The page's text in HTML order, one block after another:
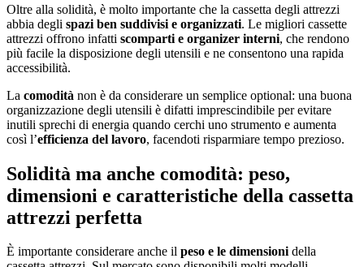
Oltre alla solidità, è molto importante che la cassetta degli attrezzi
abbia degli spazi ben suddivisi e organizzati. Le migliori cassette
attrezzi offrono infatti scomparti e organizer interni, che rendono
più facile la disposizione degli utensili e ne consentono una rapida
accessibilità.
La comodità non è da considerare un semplice optional: una buona
organizzazione degli utensili è difatti imprescindibile per evitare
inutili sprechi di energia quando cerchi uno strumento e aumenta
così l’efficienza del lavoro, facendoti risparmiare tempo prezioso.
Solidità ma anche comodità: peso,
dimensioni e caratteristiche della cassetta
attrezzi perfetta
È importante considerare anche il peso e le dimensionidella